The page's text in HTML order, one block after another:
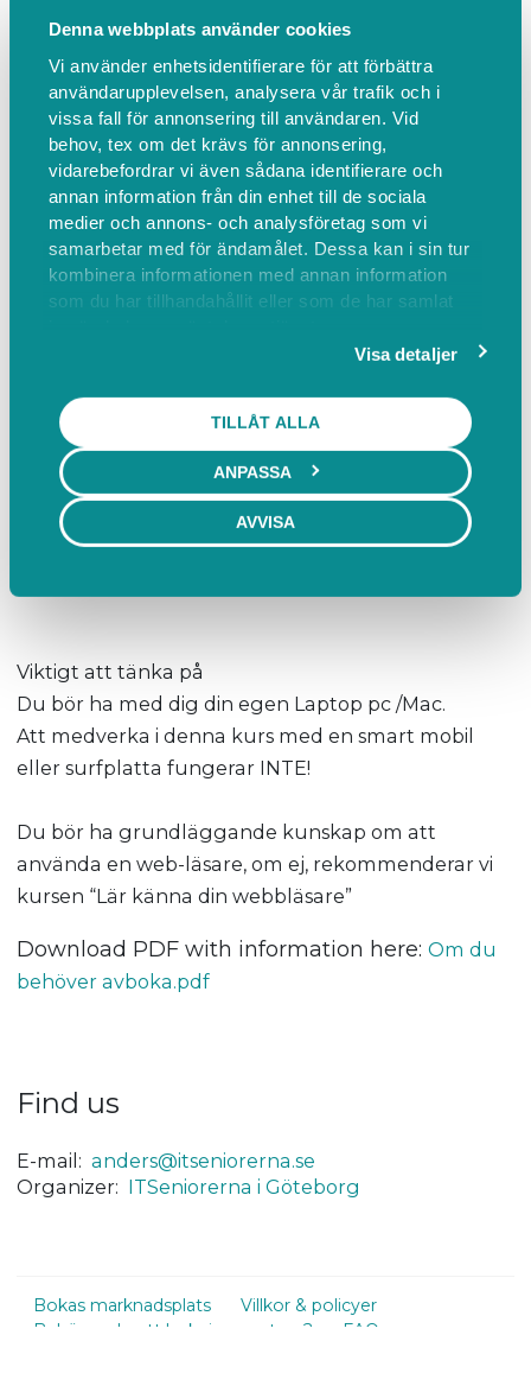
Denna webbplats använder cookies
Vi använder enhetsidentifierare för att förbättra
användarupplevelsen, analysera vår trafik och i
vissa fall för annonsering till användaren. Vid
behov, tex om det krävs för annonsering,
vidarebefordrar vi även sådana identifierare och
annan information från din enhet till de sociala
medier och annons- och analysföretag som vi
samarbetar med för ändamålet. Dessa kan i sin tur
kombinera informationen med annan information
som du har tillhandahållit eller som de har samlat
Visa detaljer
TILLÅT ALLA
ANPASSA
AVVISA
Handledare: Anders Johansson (0705111254)
Kursbeskrivning
Denna kurs är en fortsättning på “Microsoft 365 del
1” men vänder sig även till dig som har
motsvarande kunskaper.
Kursen ger dig en grundläggande genomgång av
Microsoft 365 så, att du kan hantera föreningens
förmånliga erbjudande av molnbaserade program
Följande kommer att beröras i kursen;
- Kort repetition av från kursen “Microsoft 365 del 1”
- Grundläggande genomgång av Word och Excel
Viktigt att tänka på
Du bör ha med dig din egen Laptop pc /Mac.
Att medverka i denna kurs med en smart mobil
eller surfplatta fungerar INTE!
Du bör ha grundläggande kunskap om att
använda en web-läsare, om ej, rekommenderar vi
kursen “Lär känna din webbläsare”
Download PDF with information here: Om du
behöver avboka.pdf
Find us
E-mail: anders@itseniorerna.se
Organizer: ITSeniorerna i Göteborg
Bokas marknadsplats
Villkor & policyer
Behöver du ett bokningssystem?
FAQ